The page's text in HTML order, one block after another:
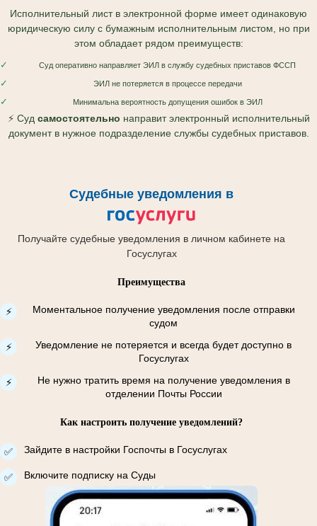
Исполнительный лист в электронной форме имеет одинаковую
юридическую силу с бумажным исполнительным листом, но при
этом обладает рядом преимуществ:
✓ Суд оперативно направляет ЭИЛ в службу судебных приставов ФССП
✓ ЭИЛ не потеряется в процессе передачи
✓ Минимальна вероятность допущения ошибок в ЭИЛ
⚡ Суд самостоятельно направит электронный исполнительный
документ в нужное подразделение службы судебных приставов.
Судебные уведомления в
Получайте судебные уведомления в личном кабинете на
Госуслугах
Преимущества
⚡
Моментальное получение уведомления после отправки
судом
⚡
Уведомление не потеряется и всегда будет доступно в
Госуслугах
⚡
Не нужно тратить время на получение уведомления в
отделении Почты России
Как настроить получение уведомлений?
✅ Зайдите в настройки Госпочты в Госуслугах
✅ Включите подписку на Суды